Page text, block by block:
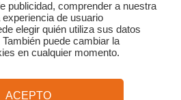
Socios FAQ Blog Mapa del sitio
dirigido por Sooyoos
publicidad, comprender a nuestra
de usuario
elegir quién utiliza sus datos
puede cambiar la
en cualquier momento.
ACEPTO